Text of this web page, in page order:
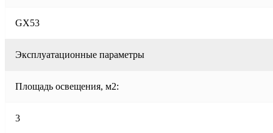
GX53
Эксплуатационные параметры
Площадь освещения, м2:
3